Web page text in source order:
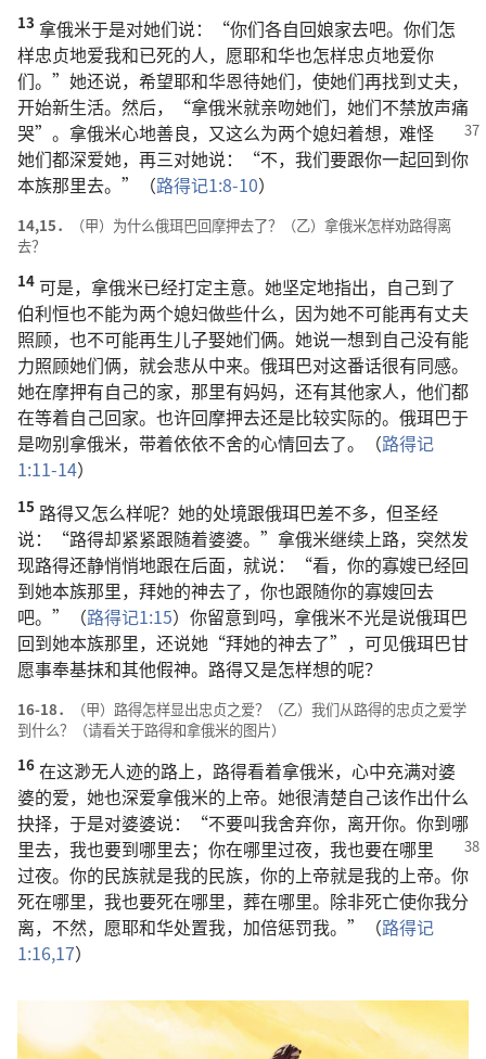
13 拿俄米于是对她们说：“你们各自回娘家去吧。你们怎
样忠贞地爱我和已死的人，愿耶和华也怎样忠贞地爱你
们。”她还说，希望耶和华恩待她们，使她们再找到丈夫，
开始新生活。然后，“拿俄米就亲吻她们，她们不禁放声痛
哭”。拿俄米心地善良， 又这么为两个媳妇着想，难怪
她们都深爱她，再三对她说：“不，我们要跟你一起回到你
本族那里去。”（路得记1:8-10）
14,15．
（甲）为什么俄珥巴回摩押去了？（乙）拿俄米怎样劝路得离
去？
14 可是，拿俄米已经打定主意。她坚定地指出，自己到了
伯利恒也不能为两个媳妇做些什么，因为她不可能再有丈夫
照顾，也不可能再生儿子娶她们俩。她说一想到自己没有能
力照顾她们俩，就会悲从中来。俄珥巴对这番话很有同感。
她在摩押有自己的家，那里有妈妈，还有其他家人，他们都
在等着自己回家。也许回摩押去还是比较实际的。俄珥巴于
是吻别拿俄米，带着依依不舍的心情回去了。（路得记
1:11-14）
15 路得又怎么样呢？她的处境跟俄珥巴差不多，但圣经
说：“路得却紧紧跟随着婆婆。”拿俄米继续上路，突然发
现路得还静悄悄地跟在后面，就说：“看，你的寡嫂已经回
到她本族那里，拜她的神去了，你也跟随你的寡嫂回去
吧。”（路得记1:15）你留意到吗，拿俄米不光是说俄珥巴
回到她本族那里，还说她“拜她的神去了”，可见俄珥巴甘
愿事奉基抹和其他假神。路得又是怎样想的呢？
16-18．
（甲）路得怎样显出忠贞之爱？（乙）我们从路得的忠贞之爱学
到什么？（请看关于路得和拿俄米的图片）
16 在这渺无人迹的路上，路得看着拿俄米，心中充满对婆
婆的爱，她也深爱拿俄米的上帝。她很清楚自己该作出什么
抉择，于是对婆婆说：“不要叫我舍弃你，离开你。你到哪
里去，我也要到哪里去；你在哪里过夜，我也要在哪里
过夜。你的民族就是我的民族，你的上帝就是我的上帝。你
死在哪里，我也要死在哪里，葬在哪里。除非死亡使你我分
离，不然，愿耶和华处置我，加倍惩罚我。”（路得记
1:16,17）